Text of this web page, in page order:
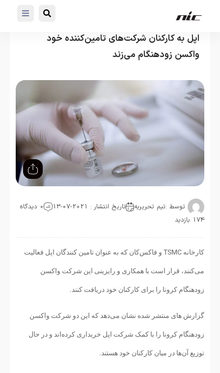
اپل به کارکنان شرکت‌های تامین‌کننده خود
واکسن زودهنگام می‌زند
توسط :تیم تحریریه تاریخ انتشار : 2021-07-13
0 دیدگاه
174 بازدید
کارخانه TSMC و فاکس‌کان که به عنوان تامین کنندگان اپل فعالیت
می‌کنند، قرار است با همکاری و رایزینی این شرکت واکسن‌
زودهنگام کرونا را برای کارکنان خود دریافت کنند.
گزارش های منتشر شده نشان می‌دهد که این دو شرکت واکسن‌
زودهنگام کرونا را با کمک شرکت اپل خریداری کرده‌اند و در حال
توزیع آن‌ها در میان کارکنان خود هستند.